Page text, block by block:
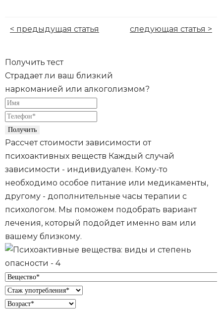
< предыдущая статья следующая статья >
Получить тест
Страдает ли ваш близкий
наркоманией или алкоголизмом?
Рассчет стоимости зависимости от
психоактивных веществ Каждый случай
зависимости - индивидуален. Кому-то
необходимо особое питание или медикаменты,
другому - дополнительные часы терапии с
психологом. Мы поможем подобрать вариант
лечения, который подойдет именно вам или
вашему близкому.